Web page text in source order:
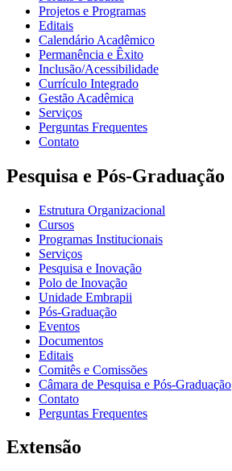
Projetos e Programas
Editais
Calendário Acadêmico
Permanência e Êxito
Inclusão/Acessibilidade
Currículo Integrado
Gestão Acadêmica
Serviços
Perguntas Frequentes
Contato
Pesquisa e Pós-Graduação
Estrutura Organizacional
Cursos
Programas Institucionais
Serviços
Pesquisa e Inovação
Polo de Inovação
Unidade Embrapii
Pós-Graduação
Eventos
Documentos
Editais
Comitês e Comissões
Câmara de Pesquisa e Pós-Graduação
Contato
Perguntas Frequentes
Extensão